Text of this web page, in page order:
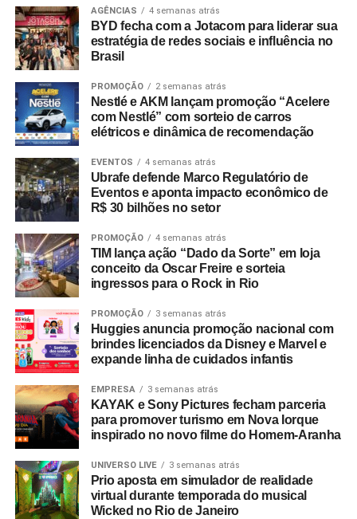
AGÊNCIAS 4 semanas atrás
BYD fecha com a Jotacom para liderar sua
estratégia de redes sociais e influência no
Brasil
PROMOÇÃO 2 semanas atrás
Nestlé e AKM lançam promoção “Acelere
com Nestlé” com sorteio de carros
elétricos e dinâmica de recomendação
EVENTOS 4 semanas atrás
Ubrafe defende Marco Regulatório de
Eventos e aponta impacto econômico de
R$ 30 bilhões no setor
PROMOÇÃO 4 semanas atrás
TIM lança ação “Dado da Sorte” em loja
conceito da Oscar Freire e sorteia
ingressos para o Rock in Rio
PROMOÇÃO 3 semanas atrás
Huggies anuncia promoção nacional com
brindes licenciados da Disney e Marvel e
expande linha de cuidados infantis
EMPRESA 3 semanas atrás
KAYAK e Sony Pictures fecham parceria
para promover turismo em Nova Iorque
inspirado no novo filme do Homem-Aranha
UNIVERSO LIVE 3 semanas atrás
Prio aposta em simulador de realidade
virtual durante temporada do musical
Wicked no Rio de Janeiro